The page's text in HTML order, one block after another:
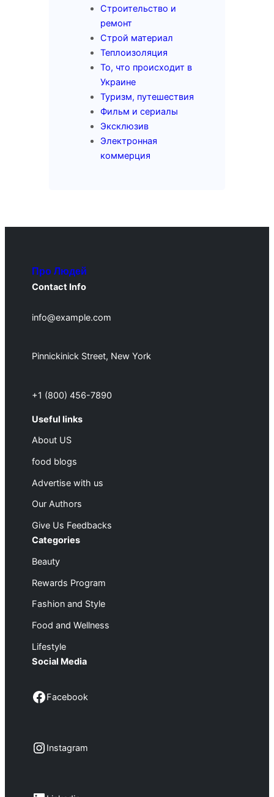
Строительство и
ремонт
Строй материал
Теплоизоляция
То, что происходит в
Украине
Туризм, путешествия
Фильм и сериалы
Эксклюзив
Электронная
коммерция
Про Людей
Contact Info
info@example.com
Pinnickinick Street, New York
+1 (800) 456-7890
Useful links
About US
food blogs
Advertise with us
Our Authors
Give Us Feedbacks
Categories
Beauty
Rewards Program
Fashion and Style
Food and Wellness
Lifestyle
Social Media
Facebook Facebook
Instagram Instagram